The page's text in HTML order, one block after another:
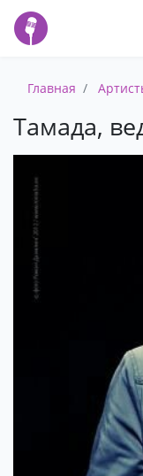
Главная
Тамада,